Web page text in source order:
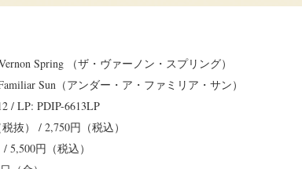
Spring （ザ・ヴァーノン・スプリング）
Sun（アンダー・ア・ファミリア・サン）
/ LP: PDIP-6613LP
抜） / 2,750円（税込）
5,500円（税込）